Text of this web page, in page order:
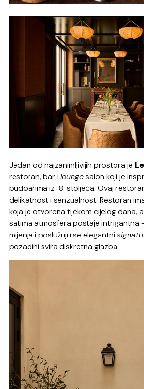
Jedan od najzanimljivijih prostora je
restoran, bar iloungesalon koji je
budoarima iz 18. stoljeća. Ovaj
delikatnost i senzualnost. Restoran
koja je otvorena tijekom cijelog dana,
satima atmosfera postaje intrigantna
mijenja i poslužuju se elegantni
pozadini svira diskretna glazba.